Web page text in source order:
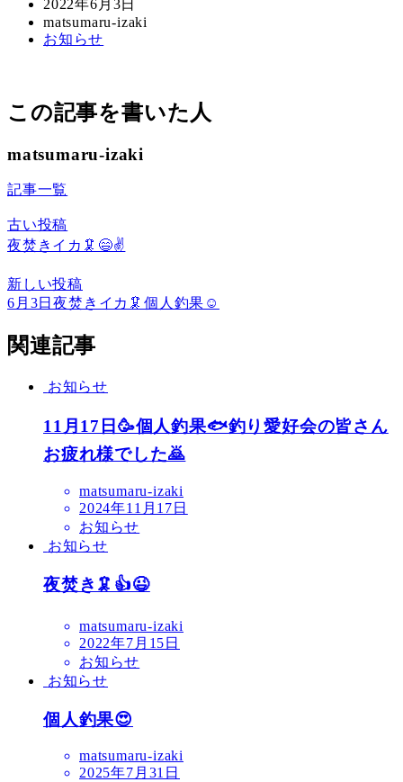
稿
日
2022年6月3日
著
者
matsumaru-izaki
カ
ー
お知らせ
この記事を書いた人
matsumaru-izaki
記事一覧
古い投稿
夜焚きイカ🦑😄✌️
新しい投稿
6月3日夜焚きイカ🦑個人釣果☺️
関連記事
お知らせ
11月17日🥳個人釣果🐟釣り愛好会の皆さん
お疲れ様でした🙇
matsumaru-izaki
2024年11月17日
お知らせ
お知らせ
夜焚き🦑👍😉
matsumaru-izaki
2022年7月15日
お知らせ
お知らせ
個人釣果😍
matsumaru-izaki
2025年7月31日